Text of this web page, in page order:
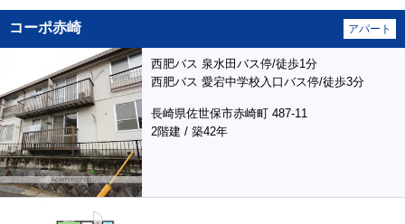
コーポ赤崎 アパート
西肥バス 泉水田バス停/徒歩1分
西肥バス 愛宕中学校入口バス停/徒歩3分
長崎県佐世保市赤崎町 487-11
2階建 / 築42年